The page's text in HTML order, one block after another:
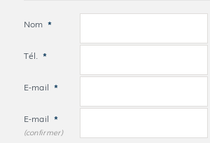
Nom *
Tél. *
E-mail *
E-mail *
(confirmer)